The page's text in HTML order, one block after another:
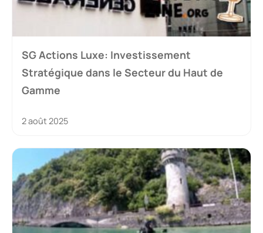
SG Actions Luxe: Investissement
Stratégique dans le Secteur du Haut de
Gamme
2 août 2025